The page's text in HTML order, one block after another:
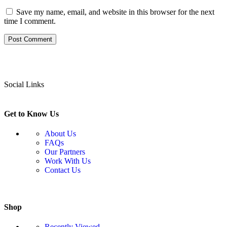
Save my name, email, and website in this browser for the next
time I comment.
Social Links
Get to Know Us
About Us
FAQs
Our Partners
Work With Us
Contact Us
Shop